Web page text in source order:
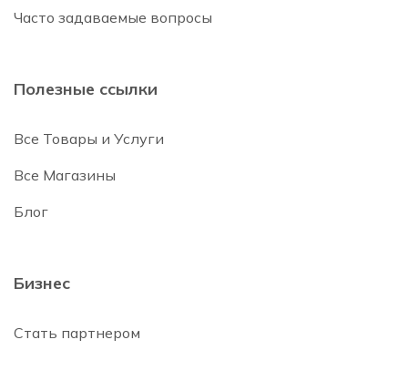
Часто задаваемые вопросы
Полезные ссылки
Все Товары и Услуги
Все Магазины
Блог
Бизнес
Стать партнером